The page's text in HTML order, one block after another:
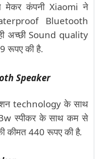
मेकर कंपनी Xiaomi ने
Bluetooth
अच्छी Sound quality
रूपए की है.
Speaker
technology के साथ
3w स्पीकर के साथ कम से
कीमत 440 रूपए की है.